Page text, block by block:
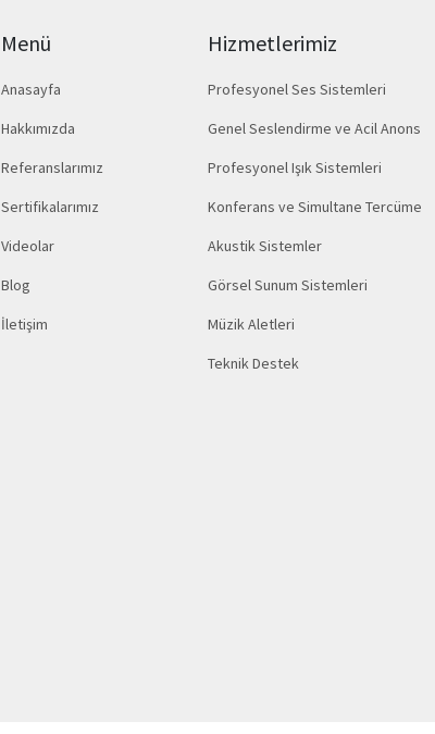
Menü
Anasayfa
Hakkımızda
Referanslarımız
Sertifikalarımız
Videolar
Blog
İletişim
Hizmetlerimiz
Profesyonel Ses Sistemleri
Genel Seslendirme ve Acil Anons
Profesyonel Işık Sistemleri
Konferans ve Simultane Tercüme
Akustik Sistemler
Görsel Sunum Sistemleri
Müzik Aletleri
Teknik Destek